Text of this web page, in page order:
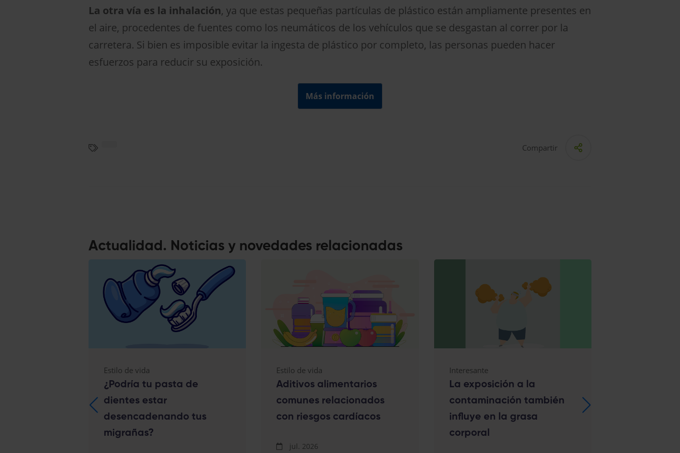
La otra vía es la inhalación, ya que estas pequeñas partículas de plástico están ampliamente presentes en
el aire, procedentes de fuentes como los neumáticos de los vehículos que se desgastan al correr por la
carretera. Si bien es imposible evitar la ingesta de plástico por completo, las personas pueden hacer
esfuerzos para reducir su exposición.
Más información
Compartir
Actualidad. Noticias y novedades relacionadas
Estilo de vida
¿Podría tu pasta de
dientes estar
desencadenando tus
migrañas?
Estilo de vida
Aditivos alimentarios
comunes relacionados
con riesgos cardíacos
jul. 2026
Interesante
La exposición a la
contaminación también
influye en la grasa
corporal